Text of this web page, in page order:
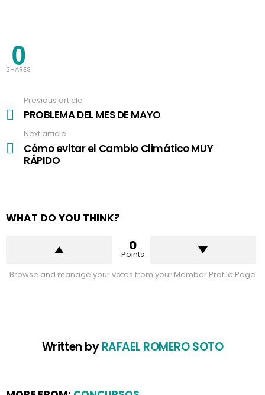
0
SHARES
more
Previous article
PROBLEMA DEL MES DE MAYO
Next article
Cómo evitar el Cambio Climático MUY
RÁPIDO
WHAT DO YOU THINK?
0
Points
Browse and manage your votes from your Member Profile Page
Written byRAFAEL ROMERO SOTO